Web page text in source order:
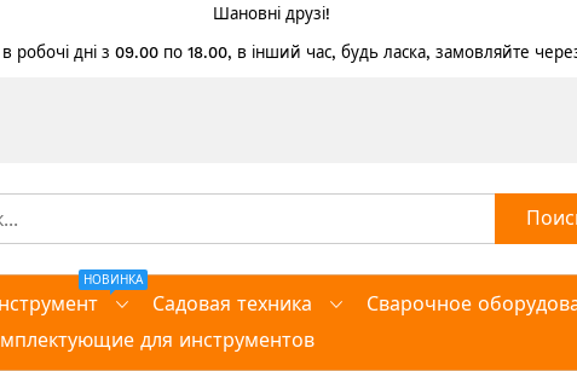
Шановні друзі!
робочі дні з 09.00 по 18.00, в інший час, будь ласка, замовляйте
НОВИНКА
Садовая техника Сварочное
для инструментов